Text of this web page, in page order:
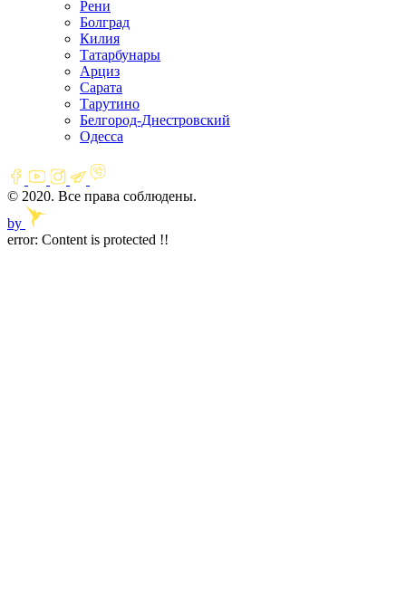
Рени
Болград
Килия
Татарбунары
Арциз
Сарата
Тарутино
Белгород-Днестровский
Одесса
© 2020. Все права соблюдены.
by
error: Content is protected !!